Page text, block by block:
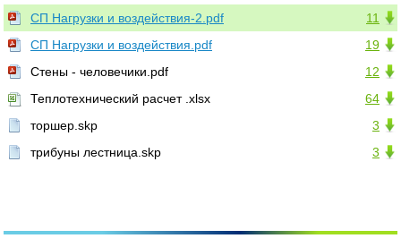
11
СП Нагрузки и воздействия-2.pdf
19
СП Нагрузки и воздействия.pdf
12
Стены - человечики.pdf
64
Теплотехнический расчет .xlsx
3
торшер.skp
3
трибуны лестница.skp